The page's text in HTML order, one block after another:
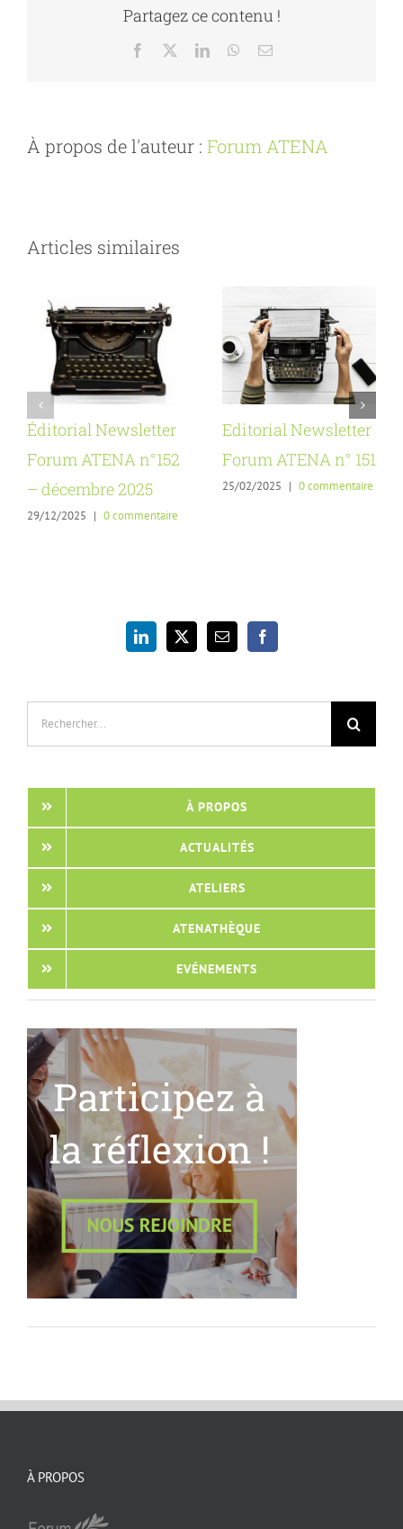
Partagez ce contenu !
Facebook LinkedInWhatsApp
Email
À propos de l'auteur : Forum ATENA
Articles similaires
Éditorial Newsletter
Forum ATENA n°152
– décembre 2025
29/12/2025 | 0 commentaire
Editorial Newsletter
Forum ATENA n° 151
25/02/2025 | 0 commentaire
À PROPOS
ACTUALITÉS
ATELIERS
ATENATHÈQUE
EVÉNEMENTS
À PROPOS